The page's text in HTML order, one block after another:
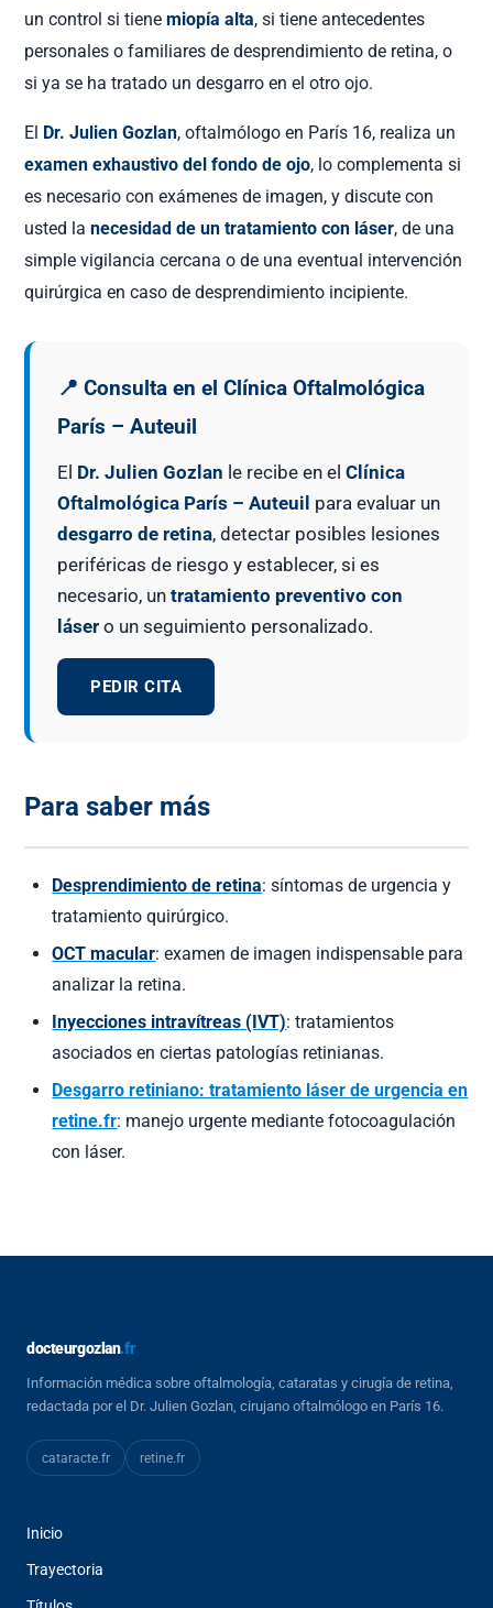
un control si tienemiopía alta, si tiene antecedentes
personales o familiares de desprendimiento de retina, o
si ya se ha tratado un desgarro en el otro ojo.
El Dr. Julien Gozlan, oftalmólogo en París 16, realiza un
examen exhaustivo del fondo de ojo, lo complementa si
es necesario con exámenes de imagen, y discute con
usted lanecesidad de un tratamiento con láser, de una
simple vigilancia cercana o de una eventual intervención
quirúrgica en caso de desprendimiento incipiente.
📍 Consulta en el Clínica Oftalmológica
París – Auteuil
El Dr. Julien Gozlan le recibe en elClínica
Oftalmológica París – Auteuil para evaluar un
desgarro de retina, detectar posibles lesiones
periféricas de riesgo y establecer, si es
necesario, untratamiento preventivo con
láser o un seguimiento personalizado.
PEDIR CITA
Para saber más
Desprendimiento de retina: síntomas de urgencia y
tratamiento quirúrgico.
OCT macular: examen de imagen indispensable para
analizar la retina.
Inyecciones intravítreas (IVT): tratamientos
asociados en ciertas patologías retinianas.
Desgarro retiniano: tratamiento láser de urgencia en
retine.fr: manejo urgente mediante fotocoagulación
con láser.
docteurgozlan.fr
Información médica sobre oftalmología, cataratas y cirugía de retina,
redactada por el Dr. Julien Gozlan, cirujano oftalmólogo en París 16.
cataracte.fr retine.fr
Inicio
Trayectoria